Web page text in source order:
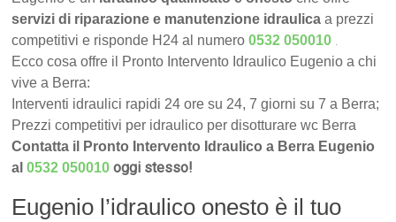
servizi di riparazione e manutenzione idraulica a prezzi
competitivi e risponde H24 al numero0532 050010 .
Ecco cosa offre il Pronto Intervento Idraulico Eugenio a chi
vive a Berra:
Interventi idraulici rapidi 24 ore su 24, 7 giorni su 7 a Berra;
Prezzi competitivi per idraulico per disotturare wc Berra
Contatta il Pronto Intervento Idraulico a Berra Eugenio
al0532 050010 oggi stesso!
Eugenio l’idraulico onesto è il tuo